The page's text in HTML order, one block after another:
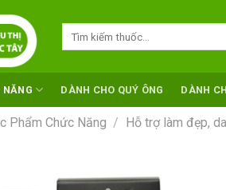
DÀNH CHO QUÝ ÔNG DÀNH
Phẩm Chức Năng / Hỗ trợ làm đẹp,